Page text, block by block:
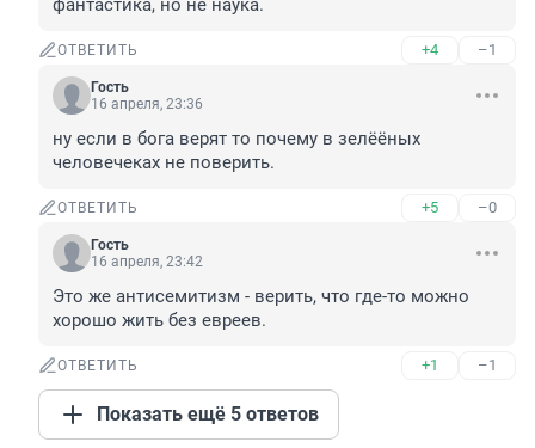
фантастика, но не наука.
ОТВЕТИТЬ +4 –1
Гость
16 апреля, 23:36
ну если в бога верят то почему в зелёёных
человечеках не поверить.
ОТВЕТИТЬ +5 –0
Гость
16 апреля, 23:42
Это же антисемитизм - верить, что где-то можно
хорошо жить без евреев.
ОТВЕТИТЬ +1 –1
Показать ещё 5 ответов